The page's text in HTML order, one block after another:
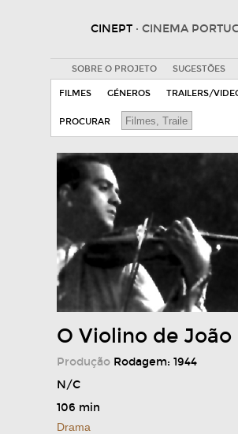
CINEPT · CINEMA
SOBRE O PROJETO SUGESTÕES
FILMES GÉNEROS TRAILERS/
PROCURAR
O Violino de João
Produção Rodagem: 1944
N/C
106 min
Drama